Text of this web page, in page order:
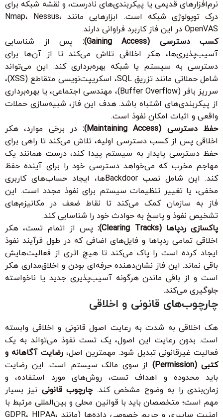
نرم‌افزارهای قدیمی یا پیکربندی‌های نادرست، و نقشه شبکه برای
درک توپولوژی شبکه است. ابزارهایی مانند Nmap، Nessus،
OpenVAS در این فاز کاربرد فراوانی دارند.
کسب دسترسی (Gaining Access):
پس از شناسایی
آسیب‌پذیری‌ها، هکر اخلاقی تلاش می‌کند تا از آن‌ها برای
دسترسی به سیستم یا شبکه بهره‌برداری کند. این می‌تواند
شامل حملاتی مانند تزریق SQL، اسکریپت‌نویسی متقاطع (XSS)،
سرریز بافر (Buffer Overflow)، مهندسی اجتماعی، یا بهره‌برداری
از پیکربندی‌های اشتباه باشد. هدف این فاز، شبیه‌سازی حملات
واقعی و اثبات امکان نفوذ است.
حفظ دسترسی (Maintaining Access):
در برخی موارد، هکر
اخلاقی پس از کسب دسترسی اولیه، تلاش می‌کند تا راهی برای
حفظ دسترسی پایدار به سیستم پیدا کند، درست همانند یک
مهاجم مخرب که می‌خواهد دسترسی خود را برای آینده حفظ
کند. این شامل نصب Backdoorها، ایجاد حساب‌های کاربری
مخفی، یا تغییر تنظیمات سیستم برای نفوذ مجدد است. این
فاز به سازمان کمک می‌کند تا نقاط ضعف در مکانیزم‌های
تشخیص نفوذ و پاسخ به حوادث خود را شناسایی کند.
پاکسازی ردپاها (Clearing Tracks):
پس از اتمام تست، هکر
اخلاقی تمامی ردپاها و فایل‌های اضافی که در طول فرآیند نفوذ
ایجاد کرده است را پاک می‌کند تا هیچ اثری از فعالیت‌هایش
باقی نماند. این فاز نشان‌دهنده حرفه‌ای بودن و اخلاق‌مداری هکر
است و از باقی ماندن هرگونه آسیب‌پذیری جدید یا ناخواسته
جلوگیری می‌کند.
چارچوب‌های قانونی و اخلاقی
هک اخلاقی به شدت به رعایت اصول قانونی و اخلاقی وابسته
است. بدون رعایت این اصول، یک تست نفوذ می‌تواند به یک
فعالیت غیرقانونی تبدیل شود. مهمترین اصل،رضایت آگاهانه و
کتبی (Permission)
از سوی مالک سیستم است. این رضایت
باید محدوده و اهداف تست، روش‌های مورد استفاده، و
زمان‌بندی را به وضوح مشخص کند.چارچوب قانونی نیز بسیار
مهم است؛ متخصصان باید با قوانین محلی و بین‌المللی مرتبط با